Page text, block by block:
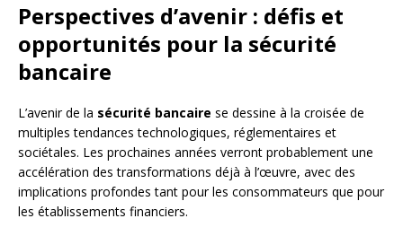
Perspectives d’avenir : défis et
opportunités pour la sécurité
bancaire
L’avenir de la sécurité bancaire se dessine à la croisée de
multiples tendances technologiques, réglementaires et
sociétales. Les prochaines années verront probablement une
accélération des transformations déjà à l’œuvre, avec des
implications profondes tant pour les consommateurs que pour
les établissements financiers.